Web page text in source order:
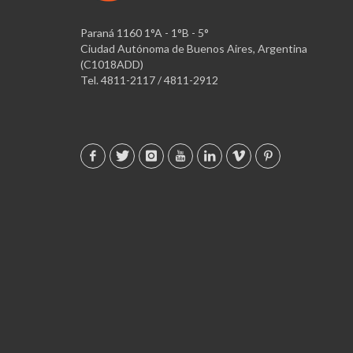
Paraná 1160 1°A - 1°B - 5°
Ciudad Autónoma de Buenos Aires, Argentina
(C1018ADD)
Tel. 4811-2117 / 4811-2912